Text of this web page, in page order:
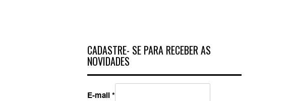
CADASTRE- SE PARA RECEBER AS
NOVIDADES
E-mail*